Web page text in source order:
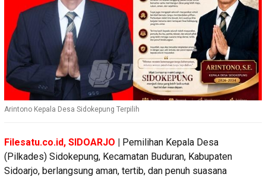
Arintono Kepala Desa Sidokepung Terpilih
Filesatu.co.id, SIDOARJO | Pemilihan Kepala Desa
(Pilkades) Sidokepung, Kecamatan Buduran, Kabupaten
Sidoarjo, berlangsung aman, tertib, dan penuh suasana